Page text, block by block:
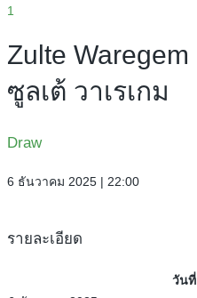
1
Zulte Waregem
ซูลเต้ วาเรเกม
Draw
6 ธันวาคม 2025 | 22:00
รายละเอียด
วันที่